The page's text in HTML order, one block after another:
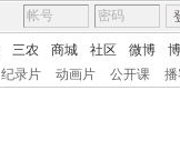
三农 商城 社区 微博
纪录片 动画片 公开课 播